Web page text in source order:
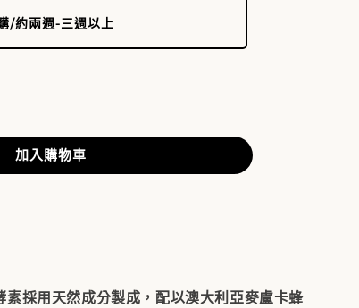
/約兩週-三週以上
加入購物車
採用天然成分製成，配以澳大利亞麥盧卡蜂